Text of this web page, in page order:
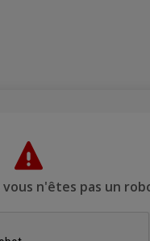
n'êtes pas un